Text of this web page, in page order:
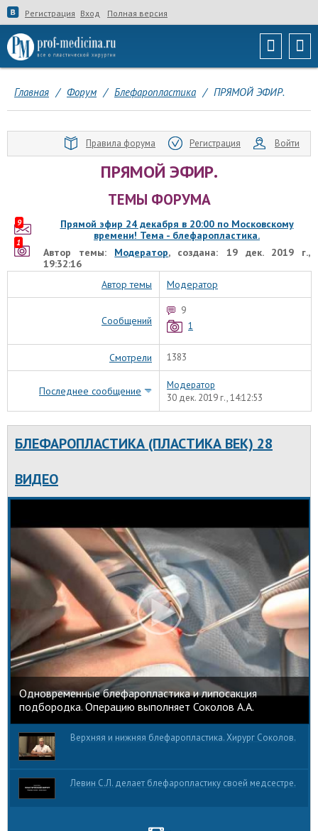
Регистрация Вход Полная версия
Главная / Форум / Блефаропластика / ПРЯМОЙ ЭФИР.
Правила форума Регистрация Войти
ПРЯМОЙ ЭФИР.
ТЕМЫ ФОРУМА
Прямой эфир 24 декабря в 20:00 по Московскому
времени! Тема - блефаропластика.
Автор темы: Модератор, создана: 19 дек. 2019 г.,
19:32:16
9
1
Автор темы Модератор
Сообщений
9
1
Смотрели 1383
Последнее сообщение
Модератор
30 дек. 2019 г., 14:12:53
БЛЕФАРОПЛАСТИКА (ПЛАСТИКА ВЕК) 28
ВИДЕО
Одновременные блефаропластика и липосакция
подбородка. Операцию выполняет Соколов А.А.
Верхняя и нижняя блефаропластика. Хирург Соколов.
Левин С.Л. делает блефаропластику своей медсестре.